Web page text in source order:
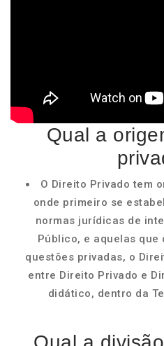
Qual a
O Direito Privado tem
onde primeiro se
normas jurídicas de
Público, e aquelas
questões privadas, o
entre Direito Privado e
didático, dentro da